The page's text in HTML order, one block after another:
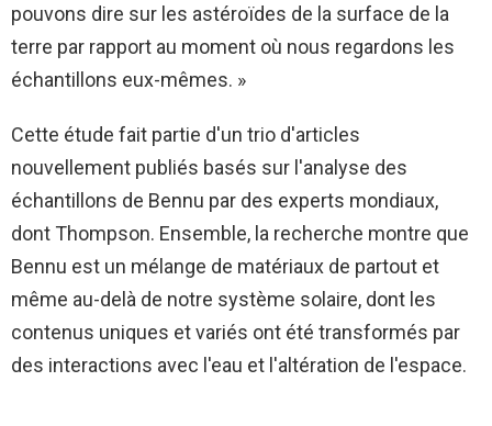
pouvons dire sur les astéroïdes de la surface de la
terre par rapport au moment où nous regardons les
échantillons eux-mêmes. »
Cette étude fait partie d'un trio d'articles
nouvellement publiés basés sur l'analyse des
échantillons de Bennu par des experts mondiaux,
dont Thompson. Ensemble, la recherche montre que
Bennu est un mélange de matériaux de partout et
même au-delà de notre système solaire, dont les
contenus uniques et variés ont été transformés par
des interactions avec l'eau et l'altération de l'espace.